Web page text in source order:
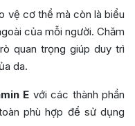
vệ cơ thể mà còn là biểu
của mỗi người. Chăm
quan trọng giúp duy trì
da.
E với các thành phần
phù hợp để sử dụng